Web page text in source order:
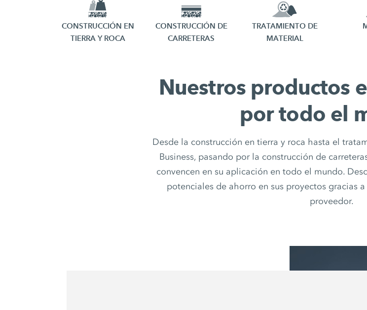
CONSTRUCCIÓN EN
TIERRA Y ROCA
CONSTRUCCIÓN DE
CARRETERAS
TRATAMIENTO DE
MATERIAL
Nuestros productos
por todo el
Desde la construcción en tierra y roca hasta el
Business, pasando por la construcción de
convencen en su aplicación en todo el mundo.
potenciales de ahorro en sus proyectos gracias
proveedor.